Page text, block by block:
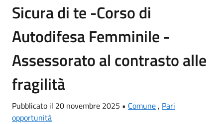
Sicura di te -Corso di
Autodifesa Femminile -
Assessorato al contrasto alle
fragilità
Pubblicato il 20 novembre 2025 • Comune , Pari
opportunità